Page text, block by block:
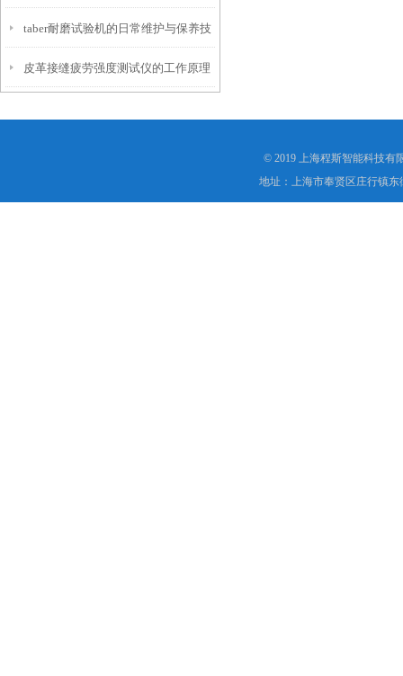
分？
taber耐磨试验机的日常维护与保养技
巧
皮革接缝疲劳强度测试仪的工作原理
© 2019 上海程斯智能科技有
地址：上海市奉贤区庄行镇东